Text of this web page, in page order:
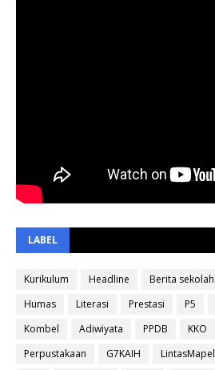
LABEL
Kurikulum Headline Berita sekolah
Humas
Literasi Prestasi P5
Kombel
Adiwiyata PPDB KKO
Perpustakaan
G7KAIH LintasMapel